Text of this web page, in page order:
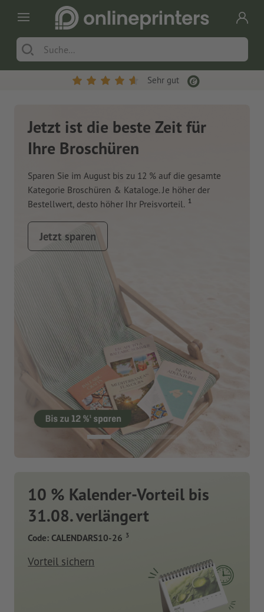
Sehr gut
Jetzt ist die beste Zeit für
Ihre Broschüren
Sparen Sie im August bis zu 12 % auf die gesamte
Kategorie Broschüren & Kataloge. Je höher der
Bestellwert, desto höher Ihr Preisvorteil. 1
Jetzt sparen
10 % Kalender-Vorteil bis
31.08. verlängert
Code: CALENDARS10-26 3
Vorteil sichern